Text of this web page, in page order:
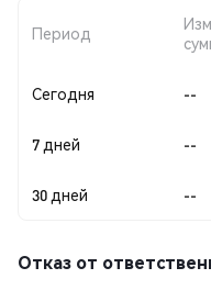
Период
Сегодня --
7 дней --
30 дней --
Отказ от